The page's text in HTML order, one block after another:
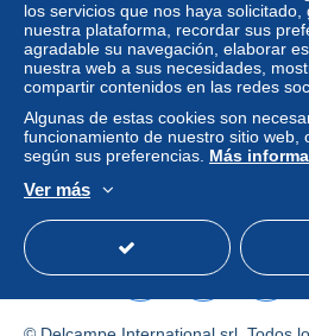
:
R
éf
é
r
e
n
e
500358899
6,50 €
De 3 a 3
7,50 €
De 4 a 4
8,50 €
9,50 €
los servicios que nos haya
nuestra plataforma, recordar sus
agradable su navegación, elaborar
nuestra web a sus necesidades,
compartir contenidos en las redes
Algunas de estas cookies son
funcionamiento de nuestro sitio web,
según sus preferencias. Más
Ver más
Vender en Delcampe
Una página securizada